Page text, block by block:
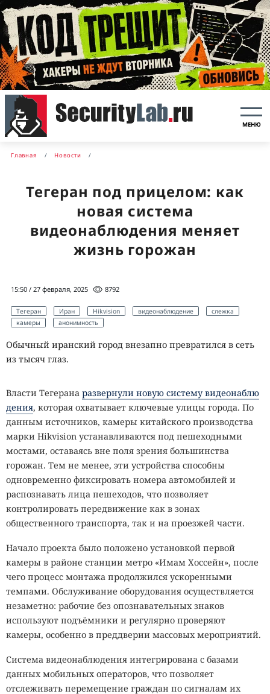
МЕНЮ
Главная Новости
Тегеран под прицелом: как
новая система
видеонаблюдения меняет
жизнь горожан
15:50 / 27 февраля, 2025 8792
Тегеран Иран Hikvision видеонаблюдение
слежка
камеры
анонимность
Обычный иранский город внезапно превратился в сеть
из тысяч глаз.
Власти Тегерана развернули новую систему видеонаблю
дения, которая охватывает ключевые улицы города. По
данным источников, камеры китайского производства
марки Hikvision устанавливаются под пешеходными
мостами, оставаясь вне поля зрения большинства
горожан. Тем не менее, эти устройства способны
одновременно фиксировать номера автомобилей и
распознавать лица пешеходов, что позволяет
контролировать передвижение как в зонах
общественного транспорта, так и на проезжей части.
Начало проекта было положено установкой первой
камеры в районе станции метро «Имам Хоссейн», после
чего процесс монтажа продолжился ускоренными
темпами. Обслуживание оборудования осуществляется
незаметно: рабочие без опознавательных знаков
используют подъёмники и регулярно проверяют
камеры, особенно в преддверии массовых мероприятий.
Система видеонаблюдения интегрирована с базами
данных мобильных операторов, что позволяет
отслеживать перемещение граждан по сигналам их